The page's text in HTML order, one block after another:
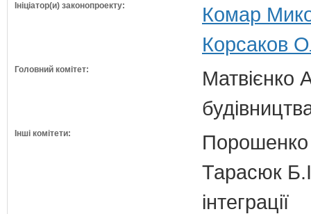
Ініціатор(и) законопроекту:
Комар
Корсаков
Головний комітет:
Матвієнко
Інші комітети:
Порошенко
Тарасюк
інтеграції